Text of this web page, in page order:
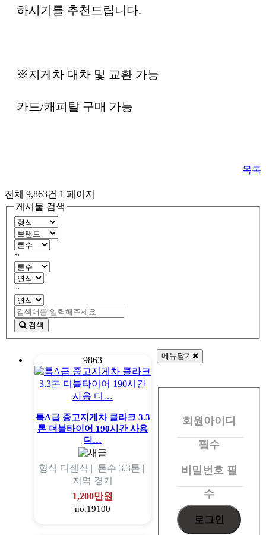
하시기를 추천드립니다.
※지게차 대차 및 교환 가능
카드/캐피탈 구매 가능
목록
전체 9,863건 1 페이지
게시물 검색
~
~
검색
9863
특A급 중고지게차 클라크 3.3
톤 더블타이어 190시간 사용
디…
형식 디젤식 | 톤수 3.3톤 |
지역 경기
1,200만원
no.19100
메뉴닫기
회
회원아이디
필수
비밀번호 필
수